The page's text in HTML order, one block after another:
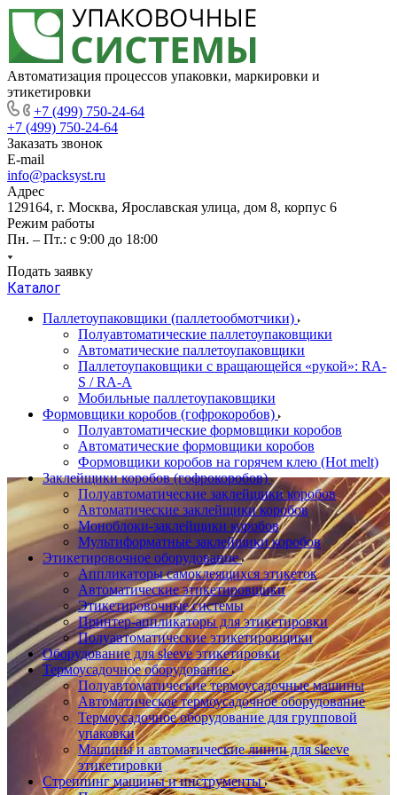
Автоматизация процессов упаковки, маркировки и
этикетировки
+7 (499) 750-24-64
+7 (499) 750-24-64
Заказать звонок
E-mail
info@packsyst.ru
Адрес
129164, г. Москва, Ярославская улица, дом 8, корпус 6
Режим работы
Пн. – Пт.: с 9:00 до 18:00
Подать заявку
Каталог
Паллетоупаковщики (паллетообмотчики)
Полуавтоматические паллетоупаковщики
Автоматические паллетоупаковщики
Паллетоупаковщики с вращающейся «рукой»: RA-
S / RA-A
Мобильные паллетоупаковщики
Формовщики коробов (гофрокоробов)
Полуавтоматические формовщики коробов
Автоматические формовщики коробов
Формовщики коробов на горячем клею (Hot melt)
Заклейщики коробов (гофрокоробов)
Полуавтоматические заклейщики коробов
Автоматические заклейщики коробов
Моноблоки-заклейщики коробов
Мультиформатные заклейщики коробов
Этикетировочное оборудование
Аппликаторы самоклеящихся этикеток
Автоматические этикетировщики
Этикетировочные системы
Принтер-аппликаторы для этикетировки
Полуавтоматические этикетировщики
Оборудование для sleeve этикетировки
Термоусадочное оборудование
Полуавтоматические термоусадочные машины
Автоматическое термоусадочное оборудование
Термоусадочное оборудование для групповой
упаковки
Машины и автоматические линии для sleeve
этикетировки
Стреппинг машины и инструменты